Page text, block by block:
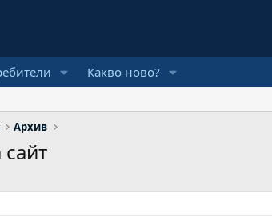
Какво ново?
Архив